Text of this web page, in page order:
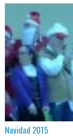
Navidad 2015